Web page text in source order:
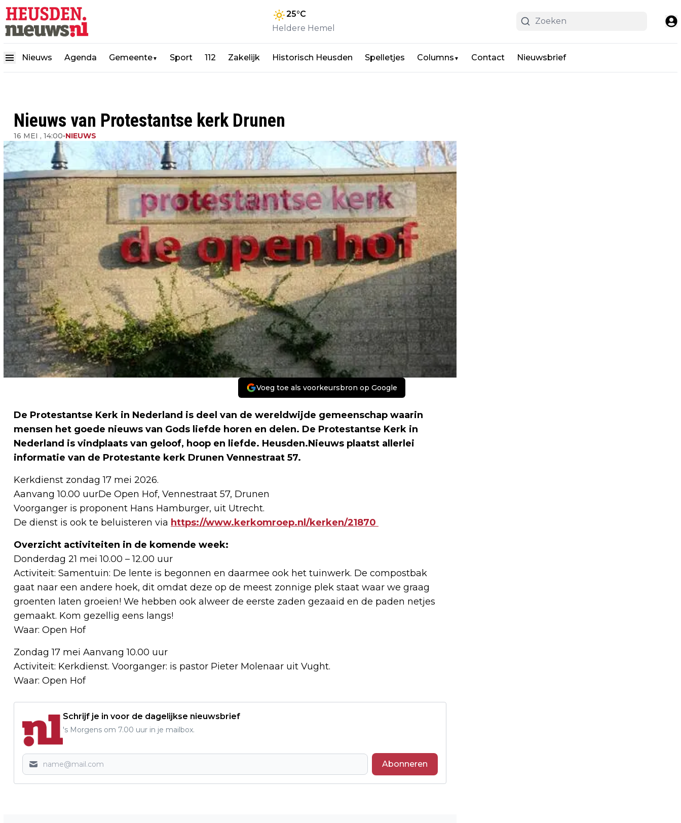
25°C
Heldere Hemel
Nieuws Agenda Gemeente▼ Sport 112 Zakelijk Historisch Heusden Spelletjes Columns ▼ Contact Nieuwsbrief
Nieuws van Protestantse kerk Drunen
16 MEI , 14:00•NIEUWS
Voeg toe als voorkeursbron op Google
De Protestantse Kerk in Nederland is deel van de wereldwijde gemeenschap waarin
mensen het goede nieuws van Gods liefde horen en delen. De Protestantse Kerk in
Nederland is vindplaats van geloof, hoop en liefde. Heusden.Nieuws plaatst allerlei
informatie van de Protestante kerk Drunen Vennestraat 57.
Kerkdienst zondag 17 mei 2026.
Aanvang 10.00 uurDe Open Hof, Vennestraat 57, Drunen
Voorganger is proponent Hans Hamburger, uit Utrecht.
De dienst is ook te beluisteren via https://www.kerkomroep.nl/kerken/21870
Overzicht activiteiten in de komende week:
Donderdag 21 mei 10.00 – 12.00 uur
Activiteit: Samentuin: De lente is begonnen en daarmee ook het tuinwerk. De compostbak
gaat naar een andere hoek, dit omdat deze op de meest zonnige plek staat waar we graag
groenten laten groeien! We hebben ook alweer de eerste zaden gezaaid en de paden netjes
gemaakt. Kom gezellig eens langs!
Waar: Open Hof
Zondag 17 mei Aanvang 10.00 uur
Activiteit: Kerkdienst. Voorganger: is pastor Pieter Molenaar uit Vught.
Waar: Open Hof
Schrijf je in voor de dagelijkse nieuwsbrief
's Morgens om 7.00 uur in je mailbox.
Abonneren